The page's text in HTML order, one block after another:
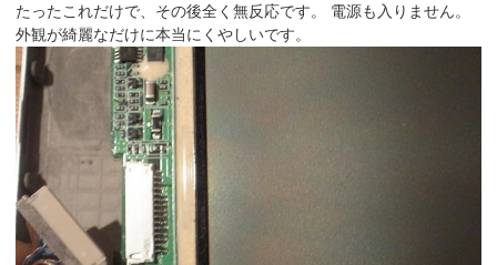
たったこれだけで、その後全く無反応です。 電源も入りません。
外観が綺麗なだけに本当にくやしいです。